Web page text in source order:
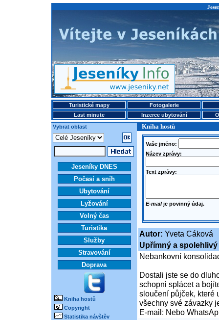
Turistické mapy
Fotogalerie
Last minute
Inzerce ubytování
Vybrat oblast
Kniha hostů
Jeseníky DNES
Počasí a sníh
Ubytování
Lyžování
Volný čas
Turistika
Služby
Stravování
Doprava
Kniha hostů
Copyright
Statistika návštěv
Vaše jméno:
Název zprávy:
Text zprávy:
E-mailje povinný údaj.
Autor: Yveta Cáková
Upřímný a
Nebankovní
Dostali jste se do
schopni splácet a
sloučení půjček, které
všechny své závazky
E-mail: Nebo